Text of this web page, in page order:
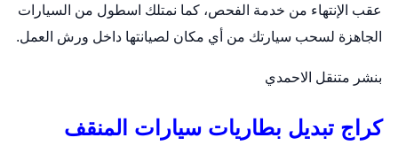
عقب الإنتهاء من خدمة الفحص، كما نمتلك اسطول من السيارات
الجاهزة لسحب سيارتك من أي مكان لصيانتها داخل ورش العمل.
بنشر متنقل الاحمدي
كراج تبديل بطاريات سيارات المنقف